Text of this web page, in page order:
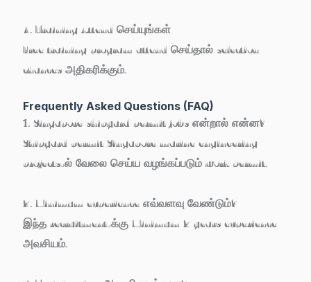
4. Training Attend செய்யுங்கள்
Free training program attend செய்தால் selection
chances அதிகரிக்கும்.
Frequently Asked Questions (FAQ)
1. Singapore shipyard permit jobs என்றால் என்ன?
Shipyard permit Singapore marine engineering
projects-ல் வேலை செய்ய வழங்கப்படும் work permit.
2. Minimum experience எவ்வளவு வேண்டும்?
இந்த recruitment-க்கு Minimum 2 years experience
அவசியம்.